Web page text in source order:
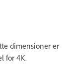
dimensioner er
for 4K.